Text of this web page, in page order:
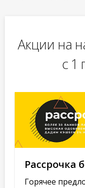
Акции на
с 1
Рассрочка
Горячее